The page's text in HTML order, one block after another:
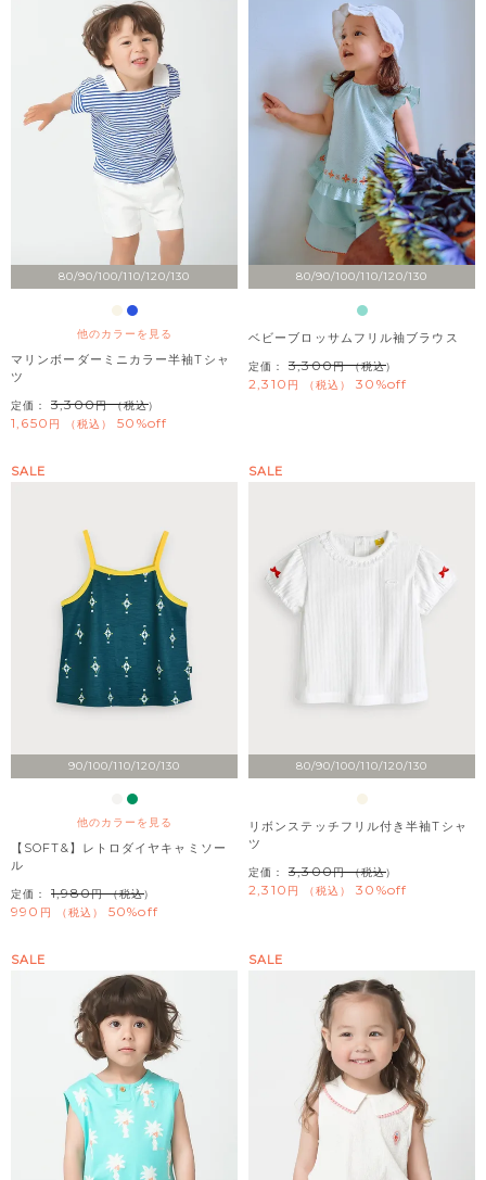
80/90/100/110/120/130
他のカラーを見る
マリンボーダーミニカラー半袖Tシャ
ツ
定価： 3,300 （税込）
1,650 税込 50%off
80/90/100/110/120/130
ベビーブロッサムフリル袖ブラウス
定価： 3,300 （税込）
2,310 税込 30%off
90/100/110/120/130
他のカラーを見る
SALE
【SOFT&】レトロダイヤキャミソー
ル
定価： 1,980 （税込）
990 税込 50%off
80/90/100/110/120/130
SALE
リボンステッチフリル付き半袖Tシャ
ツ
定価： 3,300 （税込）
2,310 税込 30%off
SALE SALE